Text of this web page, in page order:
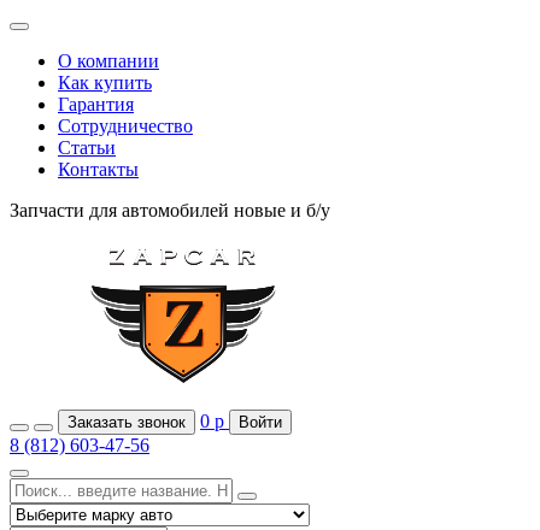
О компании
Как купить
Гарантия
Сотрудничество
Статьи
Контакты
Запчасти для автомобилей новые и б/у
Заказать звонок 0 р Войти
8 (812) 603-47-56